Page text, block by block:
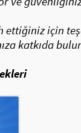
ettiğiniz için
katkıda